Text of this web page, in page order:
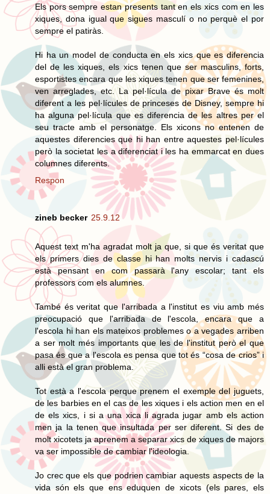
Els pors sempre estan presents tant en els xics com en les
xiques, dona igual que sigues masculí o no perquè el por
sempre el patiràs.
Hi ha un model de conducta en els xics que es diferencia
del de les xiques, els xics tenen que ser masculins, forts,
esportistes encara que les xiques tenen que ser femenines,
ven arreglades, etc. La pel·lícula de pixar Brave és molt
diferent a les pel·lícules de princeses de Disney, sempre hi
ha alguna pel·lícula que es diferencia de les altres per el
seu tracte amb el personatge. Els xicons no entenen de
aquestes diferencies que hi han entre aquestes pel·lícules
però la societat les a diferenciat i les ha emmarcat en dues
columnes diferents.
Respon
zineb becker 25.9.12
Aquest text m'ha agradat molt ja que, si que és veritat que
els primers dies de classe hi han molts nervis i cadascú
està pensant en com passarà l'any escolar; tant els
professors com els alumnes.
També és veritat que l'arribada a l'institut es viu amb més
preocupació que l'arribada de l'escola, encara que a
l'escola hi han els mateixos problemes o a vegades arriben
a ser molt més importants que les de l'institut però el que
pasa és que a l'escola es pensa que tot és “cosa de crios” i
alli està el gran problema.
Tot està a l'escola perque prenem el exemple del juguets,
de les barbies en el cas de les xiques i els action men en el
de els xics, i si a una xica li agrada jugar amb els action
men ja la tenen que insultada per ser diferent. Si des de
molt xicotets ja aprenem a separar xics de xiques de majors
va ser impossible de cambiar l'ideologia.
Jo crec que els que podrien cambiar aquests aspects de la
vida són els que ens eduquen de xicots (els pares, els